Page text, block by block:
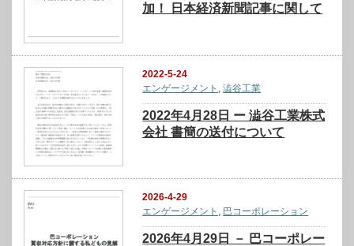
加！ 日本経済新聞記事に関して
2022-5-24
エンゲージメント
,澁谷工業
2022年4月28日 ー 澁谷工業株式
会社 書簡の送付について
2026-4-29
エンゲージメント , 巴コーポレーション
2026年4月29日 － 巴コーポレー